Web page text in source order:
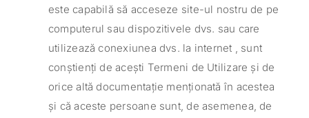
este capabilă să acceseze site-ul nostru de pe
computerul sau dispozitivele dvs. sau care
utilizează conexiunea dvs. la internet , sunt
conștienți de acești Termeni de Utilizare și de
orice altă documentație menționată în acestea
și că aceste persoane sunt, de asemenea, de